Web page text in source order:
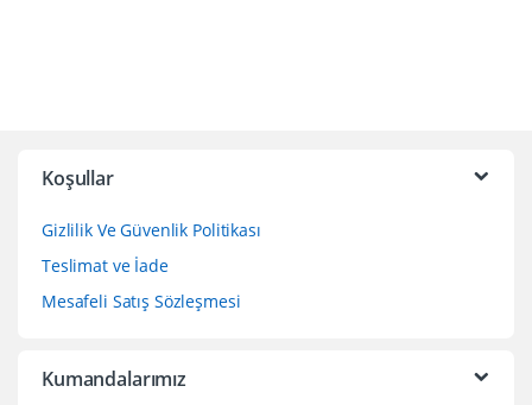
Koşullar
Gizlilik Ve Güvenlik Politikası
Teslimat ve İade
Mesafeli Satış Sözleşmesi
Kumandalarımız